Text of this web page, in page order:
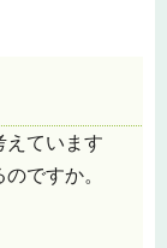
えています
ですか。